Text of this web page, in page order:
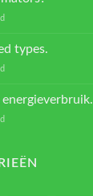
verlichting
Transformators?
types.
energieverbruik.